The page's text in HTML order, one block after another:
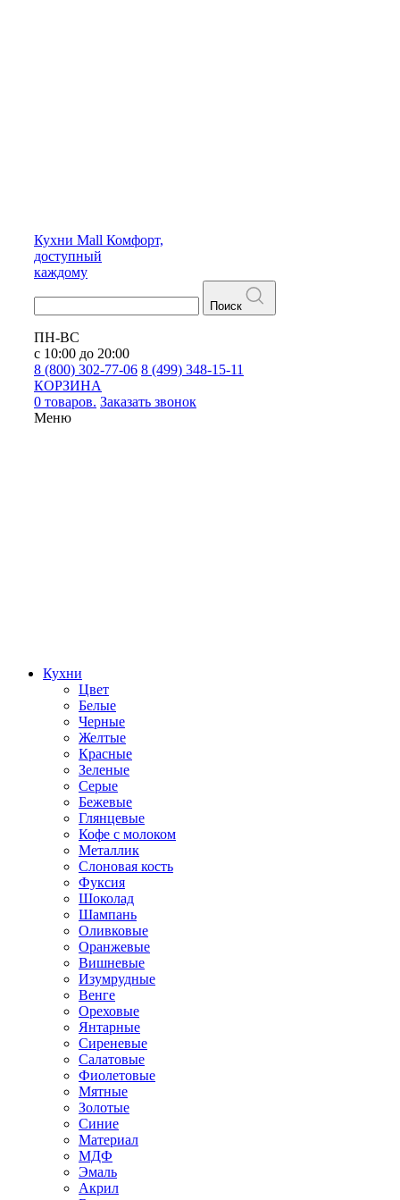
Кухни Mall Комфорт,
доступный
каждому
Поиск
ПН-ВС
с 10:00 до 20:00
8 (800) 302-77-06 8 (499) 348-15-11
КОРЗИНА
0 товаров. Заказать звонок
Меню
Кухни
Цвет
Белые
Черные
Желтые
Красные
Зеленые
Серые
Бежевые
Глянцевые
Кофе с молоком
Металлик
Слоновая кость
Фуксия
Шоколад
Шампань
Оливковые
Оранжевые
Вишневые
Изумрудные
Венге
Ореховые
Янтарные
Сиреневые
Салатовые
Фиолетовые
Мятные
Золотые
Синие
Материал
МДФ
Эмаль
Акрил